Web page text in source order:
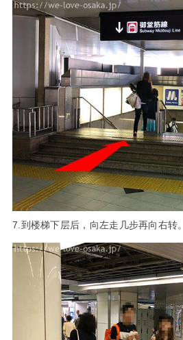
7.到楼梯下层后，向左走几步再向右转。